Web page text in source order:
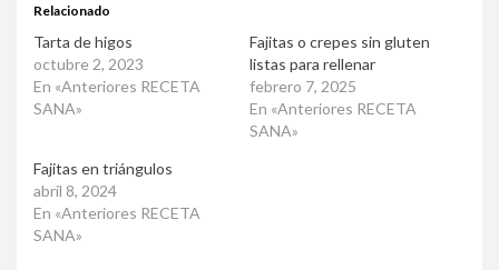
Relacionado
Tarta de higos
octubre 2, 2023
En «Anteriores RECETA
SANA»
Fajitas o crepes sin gluten
listas para rellenar
febrero 7, 2025
En «Anteriores RECETA
SANA»
Fajitas en triángulos
abril 8, 2024
En «Anteriores RECETA
SANA»